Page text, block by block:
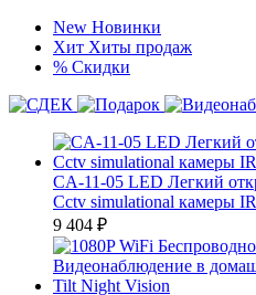
New Новинки
Хит Хиты продаж
% Скидки
CA-11-05 LED Легкий
Cctv simulational камеры
9 404 ₽